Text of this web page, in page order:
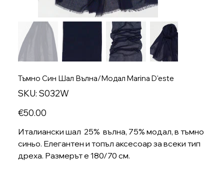
Тъмно Син Шал Вълна/Модал Marina D'este
SKU: SKU
S032W
S032W
Price
€50.00
Италиански шал 25% вълна, 75% модал, в тъмно
синьо. Елегантен и топъл аксесоар за всеки тип
дреха. Размерът е 180/70 см.